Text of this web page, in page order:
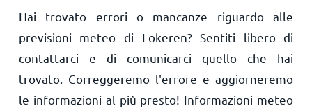
Hai trovato errori o mancanze riguardo alle
previsioni meteo di Lokeren? Sentiti libero di
contattarci e di comunicarci quello che hai
trovato. Correggeremo l'errore e aggiorneremo
le informazioni al più presto! Informazioni meteo